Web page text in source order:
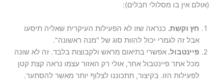
(אולם אין בו מסלולי חבלים):
חץ וקשת. כנראה שזו לא הפעילות העיקרית שאליה תיסעו
אבל זה לגמרי יכול להוות סוג של "מנה ראשונה".
פיינטבול.אפשרי בתיאום מראש ולקבוצות בלבד. זה לא שונה
מכל אתר פיינטבול אחר, אולי רק האזור עצמו נראה קצת קטן
לפעילות הזו. בקיצור, תתכוננו לצלוף יותר מאשר להסתער.